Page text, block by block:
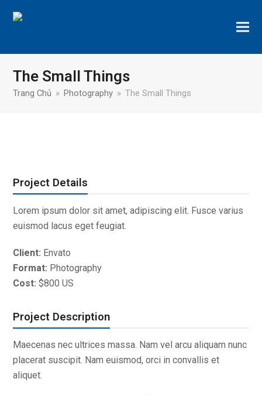
The Small Things
Trang Chủ » Photography » The Small Things
Project Details
Lorem ipsum dolor sit amet, adipiscing elit. Fusce varius
euismod lacus eget feugiat.
Client: Envato
Format: Photography
Cost: $800 US
Project Description
Maecenas nec ultrices massa. Nam vel arcu aliquam nunc
placerat suscipit. Nam euismod, orci in convallis et
aliquet.